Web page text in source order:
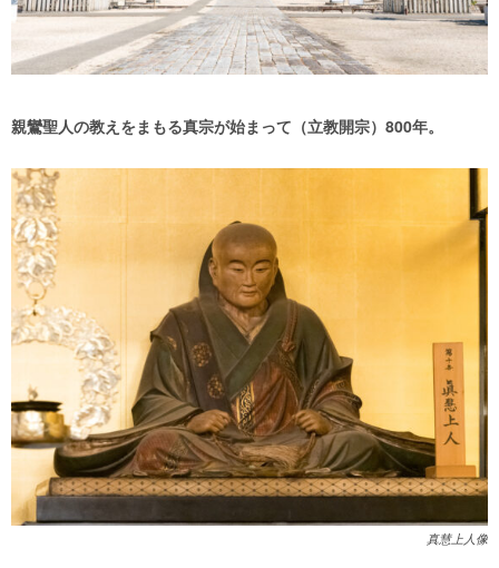
親鸞聖人の教えをまもる真宗が始まって（立教開宗）800年。
真慧上人像